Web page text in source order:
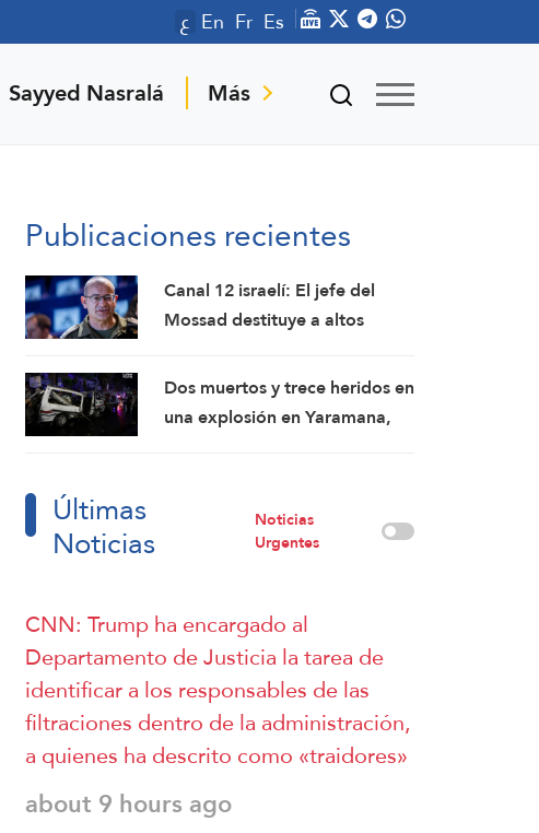
ع En Fr Es
Sayyed Nasralá Más
Publicaciones recientes
Canal 12 israelí: El jefe del
Mossad destituye a altos
su intento por derrocar al
régimen iraní
Dos muertos y trece heridos en
una explosión en Yaramana,
Últimas
Noticias
Noticias
Urgentes
CNN: Trump ha encargado al
Departamento de Justicia la tarea de
identificar a los responsables de las
filtraciones dentro de la administración,
a quienes ha descrito como «traidores»
about 9 hours ago